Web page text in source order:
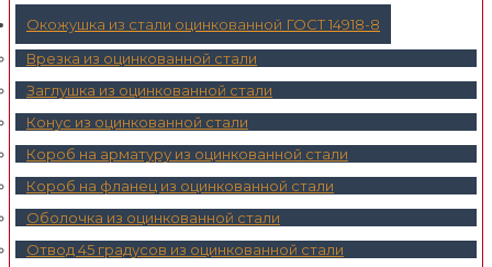
Окожушка из стали оцинкованной ГОСТ 14918-8
Врезка из оцинкованной стали
Заглушка из оцинкованной стали
Конус из оцинкованной стали
Короб на арматуру из оцинкованной стали
Короб на фланец из оцинкованной стали
Оболочка из оцинкованной стали
Отвод 45 градусов из оцинкованной стали